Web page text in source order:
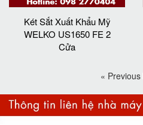
Két Sắt Xuất Khẩu Mỹ
WELKO US1650 FE 2
Cửa
« Previous